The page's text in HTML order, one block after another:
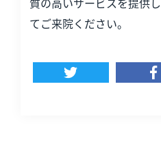
てご来院ください。